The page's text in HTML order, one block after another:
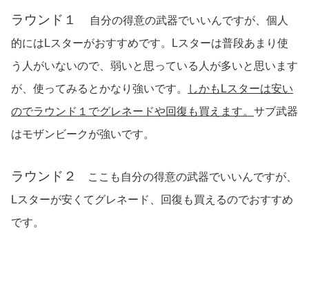
ラウンド１
自分の得意の武器でいいんですが、個人
的にはLスターがおすすめです。Lスターは普段あまり使
う人がいないので、弱いと思っている人が多いと思います
が、使ってみるとかなり強いです。
しかもLスターは安い
のでラウンド１でグレネードや回復も買えます。 サブ武器
はモザンビークが強いです。
ラウンド２
ここも自分の得意の武器でいいんですが、
Lスターが安くてグレネード、回復も買えるのでおすすめ
です。